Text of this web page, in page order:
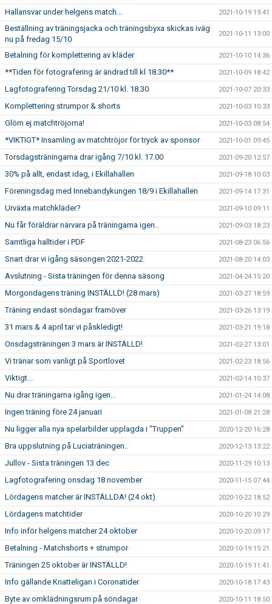
Hallansvar under helgens match... 2021-10-19 19:41
Beställning av träningsjacka och träningsbyxa skickas iväg
nu på fredag 15/10
2021-10-11 13:00
Betalning för komplettering av kläder 2021-10-10 14:36
**Tiden för fotografering är ändrad till kl 18.30** 2021-10-09 18:42
Lagfotografering Torsdag 21/10 kl. 18.30 2021-10-07 20:33
Komplettering strumpor & shorts 2021-10-03 10:33
Glöm ej matchtröjorna! 2021-10-03 08:54
*VIKTIGT* Insamling av matchtröjor för tryck av sponsor 2021-10-01 09:45
Torsdagsträningarna drar igång 7/10 kl. 17.00 2021-09-20 12:57
30% på allt, endast idag, i Ekillahallen 2021-09-18 10:03
Föreningsdag med Innebandykungen 18/9 i Ekillahallen 2021-09-14 17:31
Urväxta matchkläder? 2021-09-10 09:11
Nu får föräldrar närvara på träningarna igen.. 2021-09-03 18:23
Samtliga halltider i PDF 2021-08-23 06:56
Snart drar vi igång säsongen 2021-2022 2021-08-20 14:03
Avslutning - Sista träningen för denna säsong 2021-04-24 15:20
Morgondagens träning INSTÄLLD! (28 mars) 2021-03-27 18:59
Träning endast söndagar framöver 2021-03-26 13:19
31 mars & 4 april tar vi påskledigt! 2021-03-21 19:18
Onsdagsträningen 3 mars är INSTÄLLD! 2021-02-27 13:01
Vi tränar som vanligt på Sportlovet 2021-02-23 18:56
Viktigt... 2021-02-14 10:37
Nu drar träningarna igång igen... 2021-01-24 14:08
Ingen träning före 24 januari 2021-01-08 21:28
Nu ligger alla nya spelarbilder upplagda i "Truppen" 2020-12-20 16:28
Bra uppslutning på Luciaträningen.. 2020-12-13 13:22
Jullov - Sista träningen 13 dec 2020-11-29 10:13
Lagfotografering onsdag 18 november 2020-11-15 07:44
Lördagens matcher är INSTÄLLDA! (24 okt) 2020-10-22 18:52
Lördagens matchtider 2020-10-20 10:29
Info inför helgens matcher 24 oktober 2020-10-20 09:17
Betalning - Matchshorts + strumpor 2020-10-19 15:21
Träningen 25 oktober är INSTÄLLD! 2020-10-19 11:41
Info gällande Knatteligan i Coronatider 2020-10-18 17:43
Byte av omklädningsrum på söndagar 2020-10-11 18:50